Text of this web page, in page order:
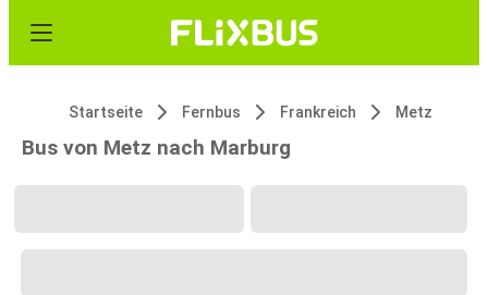
Startseite Fernbus Frankreich Metz
Bus von Metz nach Marburg